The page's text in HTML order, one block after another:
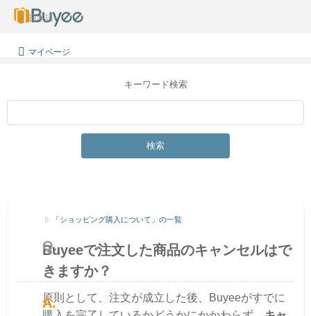
日本語
マイページ
キーワード検索
検索
「ショッピング購入について」の一覧
Buyeeで注文した商品のキャンセルはで
きますか？
原則として、注文が成立した後、Buyeeがすでに